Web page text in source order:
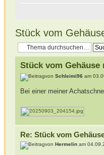
Stück vom
Stück vom Gehäuse
von Schleimi96 am
Bei einer meiner
Re: Stück vom
von Hermelinam